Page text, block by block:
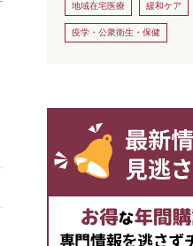
地域在宅医療 緩和ケア
疫学・公衆衛生・保健